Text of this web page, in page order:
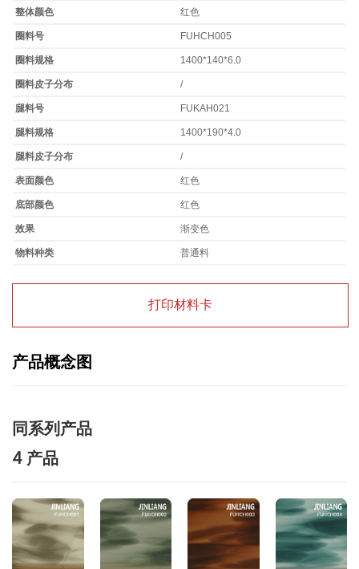
整体颜色 红色
圈料号 FUHCH005
圈料规格 1400*140*6.0
圈料皮子分布 /
腿料号 FUKAH021
腿料规格 1400*190*4.0
腿料皮子分布 /
表面颜色 红色
底部颜色 红色
效果 渐变色
物料种类 普通料
打印材料卡
产品概念图
同系列产品
4 产品